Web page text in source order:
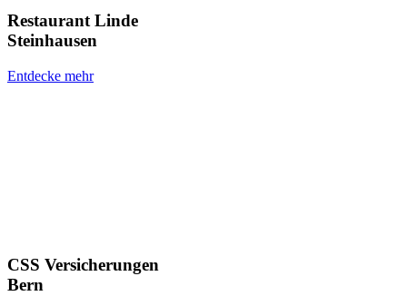
Restaurant Linde
Steinhausen
Entdecke mehr
CSS Versicherungen
Bern